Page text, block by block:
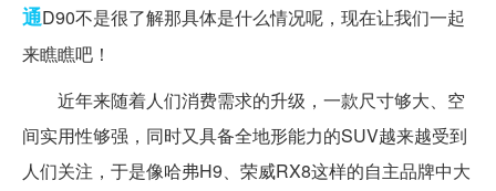
通D90不是很了解那具体是什么情况呢，现在让我们一起
来瞧瞧吧！
近年来随着人们消费需求的升级，一款尺寸够大、空
间实用性够强，同时又具备全地形能力的SUV越来越受到
人们关注，于是像哈弗H9、荣威RX8这样的自主品牌中大